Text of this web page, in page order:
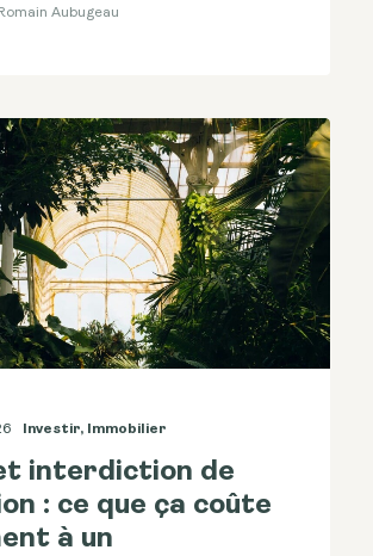
Aubugeau
Investir, Immobilier
interdiction de
: ce que ça coûte
à un